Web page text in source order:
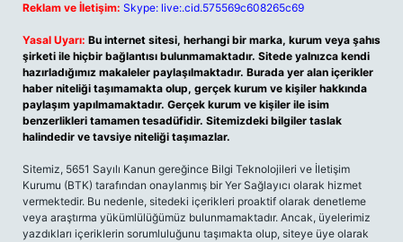
Reklam ve İletişim: Skype: live:.cid.575569c608265c69
Yasal Uyarı: Bu internet sitesi, herhangi bir marka, kurum veya şahıs
şirketi ile hiçbir bağlantısı bulunmamaktadır. Sitede yalnızca kendi
hazırladığımız makaleler paylaşılmaktadır. Burada yer alan içerikler
haber niteliği taşımamakta olup, gerçek kurum ve kişiler hakkında
paylaşım yapılmamaktadır. Gerçek kurum ve kişiler ile isim
benzerlikleri tamamen tesadüfidir. Sitemizdeki bilgiler taslak
halindedir ve tavsiye niteliği taşımazlar.
Sitemiz, 5651 Sayılı Kanun gereğince Bilgi Teknolojileri ve İletişim
Kurumu (BTK) tarafından onaylanmış bir Yer Sağlayıcı olarak hizmet
vermektedir. Bu nedenle, sitedeki içerikleri proaktif olarak denetleme
veya araştırma yükümlülüğümüz bulunmamaktadır. Ancak, üyelerimiz
yazdıkları içeriklerin sorumluluğunu taşımakta olup, siteye üye olarak